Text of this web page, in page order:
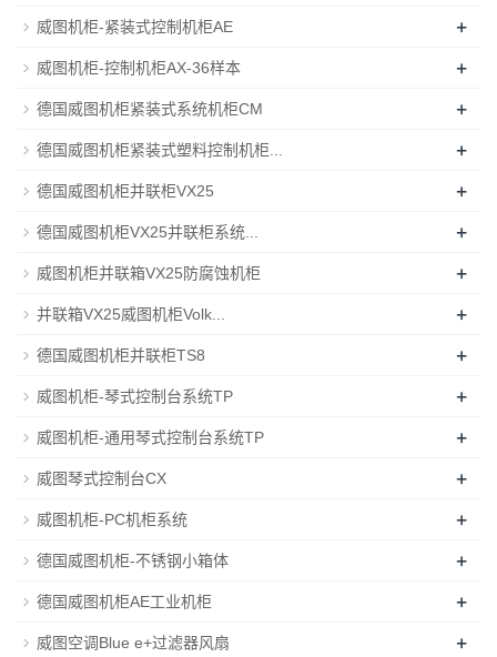
威图机柜-紧装式控制机柜AE +
威图机柜-控制机柜AX-36样本 +
德国威图机柜紧装式系统机柜CM +
德国威图机柜紧装式塑料控制机柜... +
德国威图机柜并联柜VX25 +
德国威图机柜VX25并联柜系统... +
威图机柜并联箱VX25防腐蚀机柜 +
并联箱VX25威图机柜Volk... +
德国威图机柜并联柜TS8 +
威图机柜-琴式控制台系统TP +
威图机柜-通用琴式控制台系统TP +
威图琴式控制台CX +
威图机柜-PC机柜系统 +
德国威图机柜-不锈钢小箱体 +
德国威图机柜AE工业机柜 +
威图空调Blue e+过滤器风扇 +